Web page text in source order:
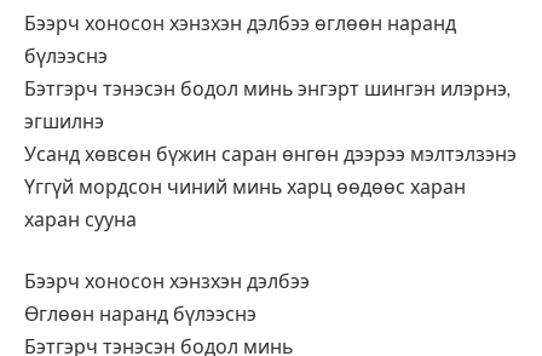
Бээрч хоносон хэнзхэн дэлбээ өглөөн наранд
бүлээснэ
Бэтгэрч тэнэсэн бодол минь энгэрт шингэн илэрнэ,
эгшилнэ
Усанд хөвсөн бүжин саран өнгөн дээрээ мэлтэлзэнэ
Үггүй мордсон чиний минь харц өөдөөс харан
харан сууна
Бээрч хоносон хэнзхэн дэлбээ
Өглөөн наранд бүлээснэ
Бэтгэрч тэнэсэн бодол минь